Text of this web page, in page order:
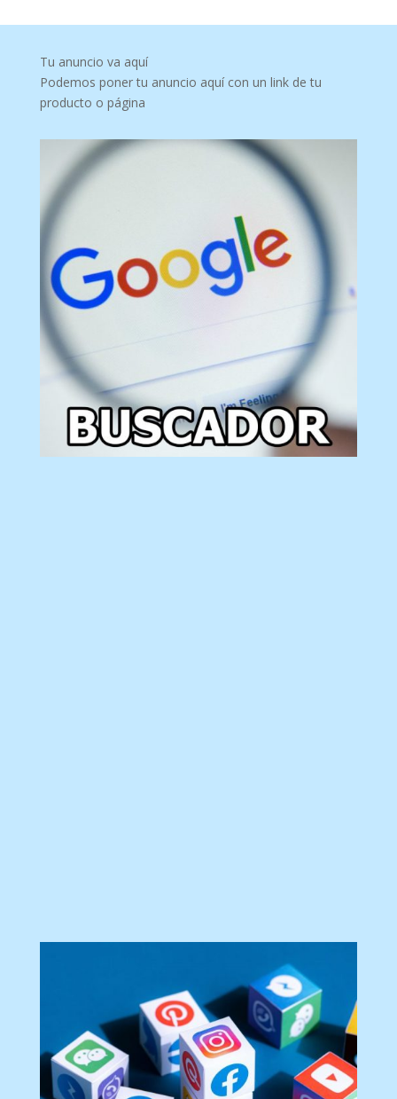
Tu anuncio va aquí
Podemos poner tu anuncio aquí con un link de tu
producto o página